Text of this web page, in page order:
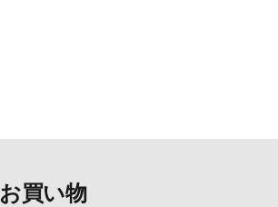
お買い物